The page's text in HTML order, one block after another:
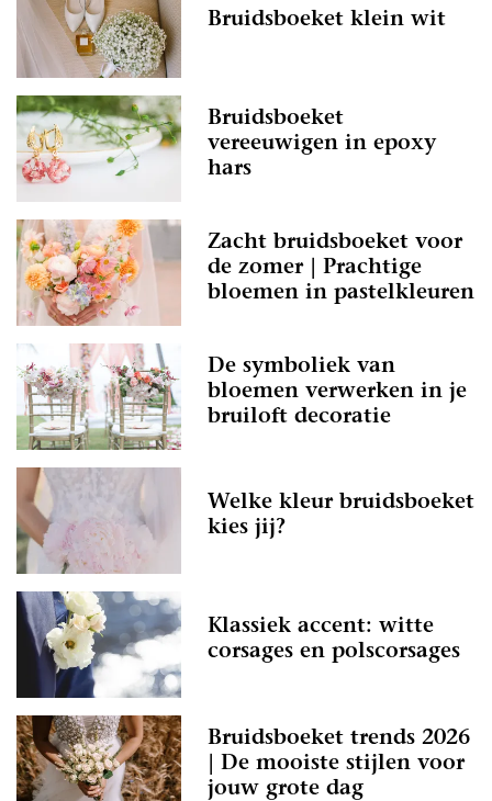
Bruidsboeket klein wit
Bruidsboeket
vereeuwigen in epoxy
hars
Zacht bruidsboeket voor
de zomer | Prachtige
bloemen in pastelkleuren
De symboliek van
bloemen verwerken in je
bruiloft decoratie
Welke kleur bruidsboeket
kies jij?
Klassiek accent: witte
corsages en polscorsages
Bruidsboeket trends 2026
| De mooiste stijlen voor
jouw grote dag